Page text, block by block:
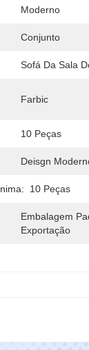
Moderno
Conjunto
Sofá Da Sala
Farbic
10 Peças
Deisgn
10 Peças
Embalagem
Exportação